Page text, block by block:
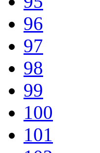
96
97
98
99
100
101